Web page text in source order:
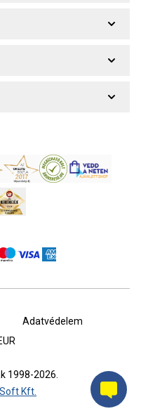
Adatvédelem
1998-2026.
Kft.